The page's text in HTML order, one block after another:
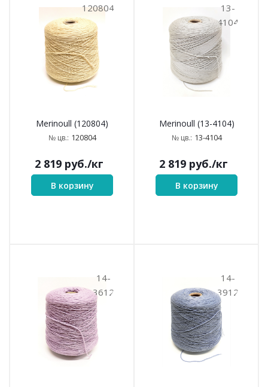
120804
Merinoull (120804)
№ цв.: 120804
2 819 руб./кг
В корзину
13-
4104
Merinoull (13-4104)
№ цв.: 13-4104
2 819 руб./кг
В корзину
14-
3612
14-
3912